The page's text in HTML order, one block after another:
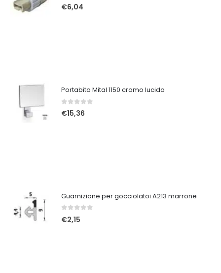
0Su 5
€6,04
Portabito Mital 1150 cromo lucido
Su 5
€15,36
Guarnizione per gocciolatoi A213 marrone
Su 5
€2,15